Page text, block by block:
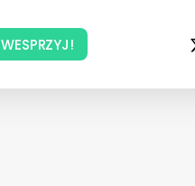
WESPRZYJ!
x-